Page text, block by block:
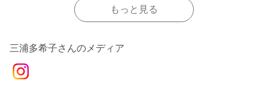
もっと見る
三浦多希子さんのメディア